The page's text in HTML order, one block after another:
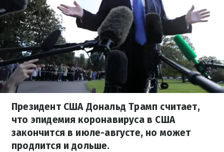
Президент США Дональд Трамп считает,
что эпидемия коронавируса в США
закончится в июле-августе, но может
продлится и дольше.